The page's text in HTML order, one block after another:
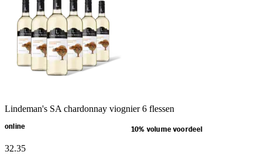
Lindeman's SA chardonnay viognier 6 flessen
online 10% volume voordeel
32.35